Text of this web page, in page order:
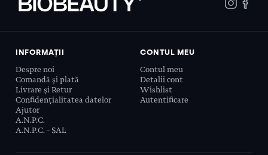
INFORMAȚII
Despre noi
Comandă și plată
Livrare și Retur
Confidențialitatea datelor
Ajutor
A.N.P.C.
A.N.P.C. - SAL
CONTUL MEU
Contul meu
Detalii cont
Wishlist
Autentificare